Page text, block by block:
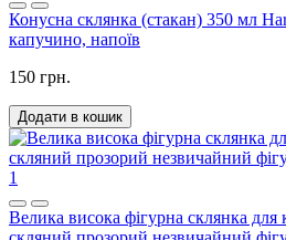
Конусна склянка (стакан) 350 мл
капучино, напоїв
150 грн.
Додати в кошик
1
Велика висока фігурна склянка для